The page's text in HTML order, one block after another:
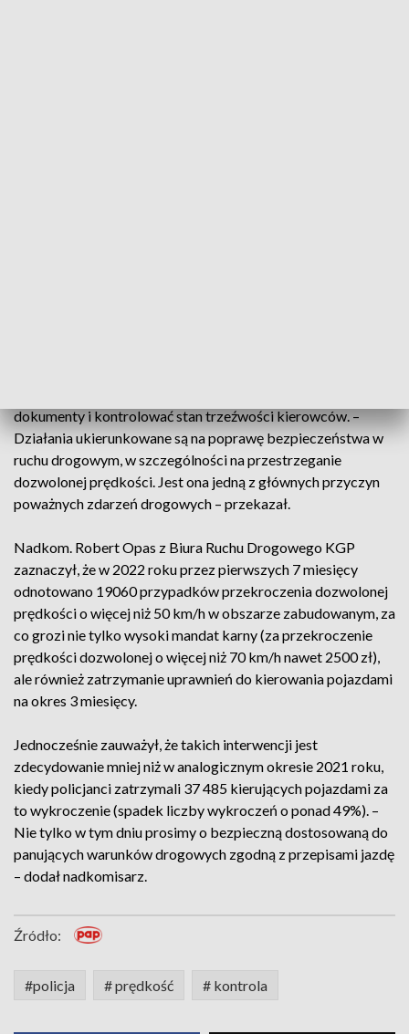
dokumenty i kontrolować stan trzeźwości kierowców. –
Działania ukierunkowane są na poprawę bezpieczeństwa w
ruchu drogowym, w szczególności na przestrzeganie
dozwolonej prędkości. Jest ona jedną z głównych przyczyn
poważnych zdarzeń drogowych – przekazał.
Nadkom. Robert Opas z Biura Ruchu Drogowego KGP
zaznaczył, że w 2022 roku przez pierwszych 7 miesięcy
odnotowano 19060 przypadków przekroczenia dozwolonej
prędkości o więcej niż 50 km/h w obszarze zabudowanym, za
co grozi nie tylko wysoki mandat karny (za przekroczenie
prędkości dozwolonej o więcej niż 70 km/h nawet 2500 zł),
ale również zatrzymanie uprawnień do kierowania pojazdami
na okres 3 miesięcy.
Jednocześnie zauważył, że takich interwencji jest
zdecydowanie mniej niż w analogicznym okresie 2021 roku,
kiedy policjanci zatrzymali 37 485 kierujących pojazdami za
to wykroczenie (spadek liczby wykroczeń o ponad 49%). –
Nie tylko w tym dniu prosimy o bezpieczną dostosowaną do
panujących warunków drogowych zgodną z przepisami jazdę
– dodał nadkomisarz.
Źródło:
#policja # prędkość # kontrola